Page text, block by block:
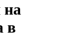
на
в